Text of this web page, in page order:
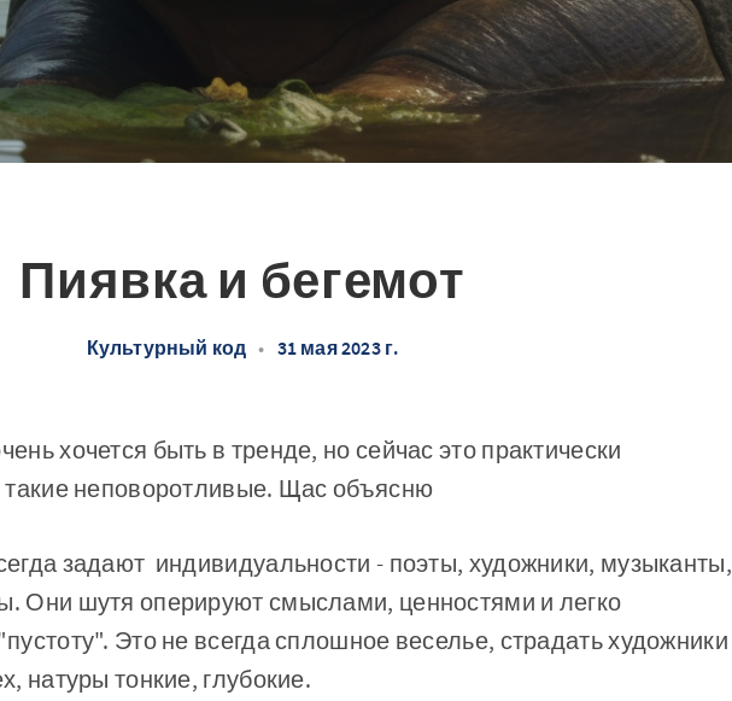
Пиявка и бегемот
Культурный код • 31 мая 2023 г.
хочется быть в тренде, но сейчас это практически
неповоротливые. Щас объясню
задают индивидуальности - поэты, художники, музыканты,
Они шутя оперируют смыслами, ценностями и легко
Это не всегда сплошное веселье, страдать художники
натуры тонкие, глубокие.